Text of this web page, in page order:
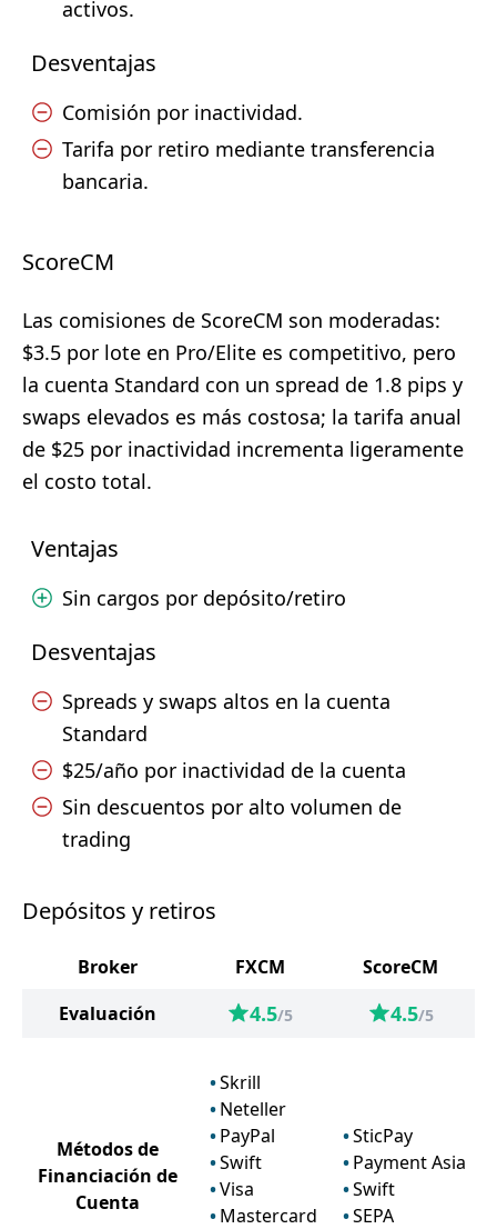
activos.
Desventajas
Comisión por inactividad.
Tarifa por retiro mediante transferencia
bancaria.
ScoreCM
Las comisiones de ScoreCM son moderadas:
$3.5 por lote en Pro/Elite es competitivo, pero
la cuenta Standard con un spread de 1.8 pips y
swaps elevados es más costosa; la tarifa anual
de $25 por inactividad incrementa ligeramente
el costo total.
Ventajas
Sin cargos por depósito/retiro
Desventajas
Spreads y swaps altos en la cuenta
Standard
$25/año por inactividad de la cuenta
Sin descuentos por alto volumen de
trading
Depósitos y retiros
Broker FXCM
ScoreCM
Evaluación
4.5/5 4.5/5
Métodos de
Financiación de
Cuenta
Skrill
Neteller
PayPal
Swift
Visa
Mastercard
SticPay
Payment Asia
Swift
SEPA